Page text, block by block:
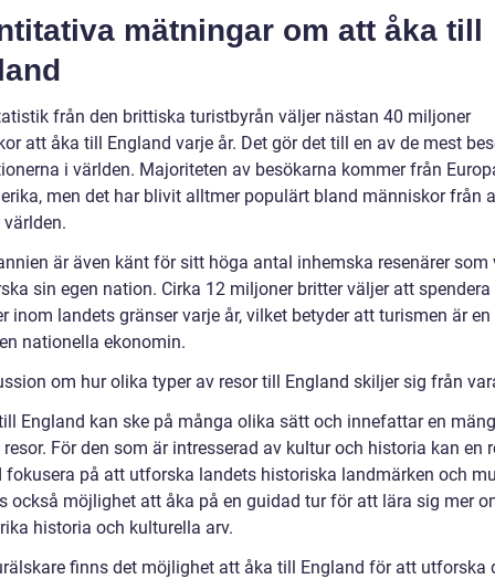
mätningar om att åka till
från den brittiska turistbyrån väljer nästan 40 miljoner
att åka till England varje år. Det gör det till en av de mest
i världen. Majoriteten av besökarna kommer från
men det har blivit alltmer populärt bland människor från
är även känt för sitt höga antal inhemska resenärer som
sin egen nation. Cirka 12 miljoner britter väljer att spendera
inom landets gränser varje år, vilket betyder att turismen är
nationella ekonomin.
om hur olika typer av resor till England skiljer sig från
England kan ske på många olika sätt och innefattar en
resor. För den som är intresserad av kultur och historia kan en
fokusera på att utforska landets historiska landmärken och
också möjlighet att åka på en guidad tur för att lära sig mer
historia och kulturella arv.
finns det möjlighet att åka till England för att utforska